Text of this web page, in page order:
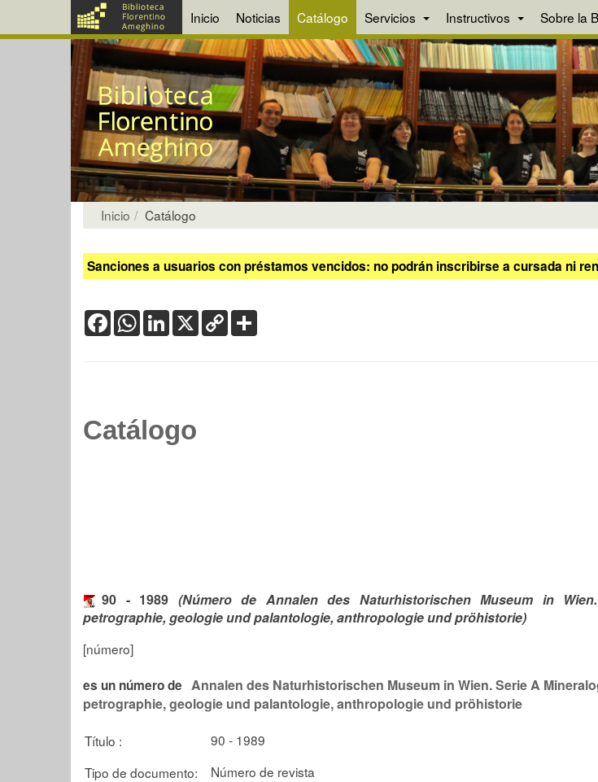
Inicio Noticias Catálogo Servicios Instructivos Sobre la
Inicio Catálogo
Sanciones a usuarios con préstamos vencidos: no podrán inscribirse a cursada ni
FacebookWhatsApp
LinkedIn
X Copy
Link
Catálogo
90 - 1989 (Número de Annalen des Naturhistorischen Museum in
petrographie, geologie und palantologie, anthropologie und pröhistorie)
[número]
es un número de Annalen des Naturhistorischen Museum in Wien. Serie A
petrographie, geologie und palantologie, anthropologie und pröhistorie
Título :
90 - 1989
Tipo de documento:
Número de revista